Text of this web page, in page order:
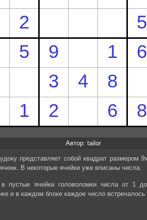
Автор: tailor
представляет собой квадрат размером
В некоторые ячейки уже вписаны числа.
пустые ячейки головоломки числа от 1
и в каждом блоке каждое число